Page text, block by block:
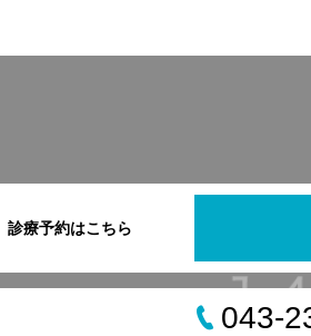
診療予約はこちら
043-